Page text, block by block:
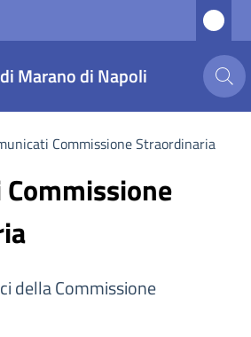
Marano di Napoli
Commissione Straordinaria
della Commissione